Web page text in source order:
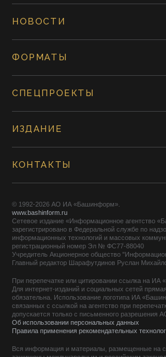
НОВОСТИ
ФОРМАТЫ
СПЕЦПРОЕКТЫ
ИЗДАНИЕ
КОНТАКТЫ
© 1992-2026 АО ИА «Башинформ».
www.bashinform.ru
Сетевое издание «Информационное агентство
зарегистрировано в Федеральной службе по
информационных технологий и массовых
регистрационный номер Эл № ФС77-88040
Учредитель Акционерное общество
Главный редактор Шарафутдинов Руслан
При перепечатке или цитировании ссылка на ИА
Для интернет-изданий и социальных сетей
обязательна. Использование логотипа ИА
связанных с ссылкой на агентство при
допускается только с письменного
Об использовании персональных данных
Правила применения рекомендательных
Вся информация и материалы, размещенные на